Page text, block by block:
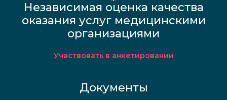
Независимая оценка качества
оказания услуг медицинскими
организациями
Участвовать в анкетировании
Документы